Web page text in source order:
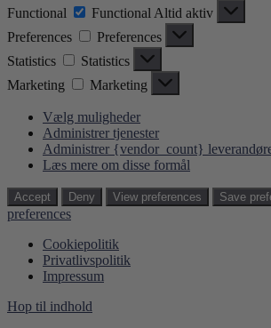
Functional
Functional Altid aktiv
Preferences
Preferences
Statistics
Statistics
Marketing
Marketing
Vælg muligheder
Administrer tjenester
Administrer {vendor_count}
Læs mere om disse formål
Accept Deny View preferences Save
preferences
Cookiepolitik
Privatlivspolitik
Impressum
Hop til indhold